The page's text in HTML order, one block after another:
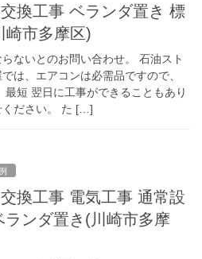
換工事 ベランダ置き 標
崎市多摩区)
ないとのお問い合わせ。 石油スト
は、エアコンは必需品ですので、
短 翌日に工事ができることもあり
ください。 た […]
換工事 電気工事 通常設
ランダ置き(川崎市多摩